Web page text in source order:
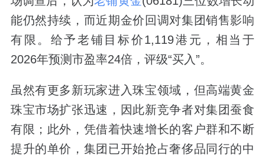
能仍然持续，而近期金价回调对集团销售影响
有限。给予老铺目标价1,119港元，相当于
2026年预测市盈率24倍，评级“买入”。
虽然有更多新玩家进入珠宝领域，但高端黄金
珠宝市场扩张迅速，因此新竞争者对集团蚕食
有限；此外，凭借着快速增长的客户群和不断
提升的单价，集团已开始抢占奢侈品同行的中